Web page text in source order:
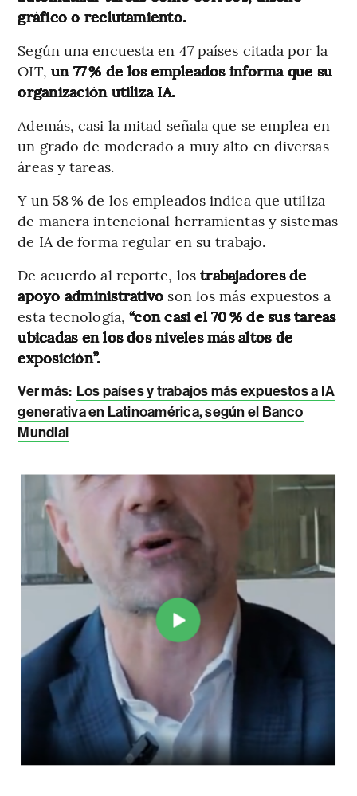
gráfico o reclutamiento.
Según una encuesta en 47 países citada por la
OIT, un 77 % de los empleados informa que su
organización utiliza IA.
Además, casi la mitad señala que se emplea en
un grado de moderado a muy alto en diversas
áreas y tareas.
Y un 58 % de los empleados indica que utiliza
de manera intencional herramientas y sistemas
de IA de forma regular en su trabajo.
De acuerdo al reporte, lostrabajadores de
apoyo administrativo son los más expuestos a
esta tecnología,“con casi el 70 % de sus tareas
ubicadas en los dos niveles más altos de
exposición”.
Ver más: Los países y trabajos más expuestos a IA
generativa en Latinoamérica, según el Banco
Mundial